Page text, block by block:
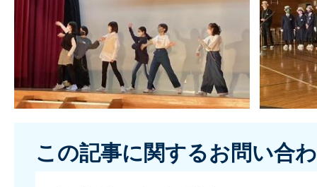
この記事に関するお問い合